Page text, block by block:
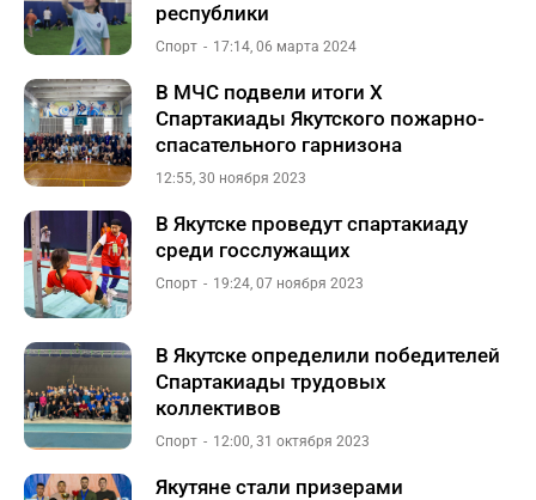
республики
Спорт 17:14, 06 марта 2024
В МЧС подвели итоги Х
Спартакиады Якутского пожарно-
спасательного гарнизона
12:55, 30 ноября 2023
В Якутске проведут спартакиаду
среди госслужащих
Спорт 19:24, 07 ноября 2023
В Якутске определили победителей
Спартакиады трудовых
коллективов
Спорт 12:00, 31 октября 2023
Якутяне стали призерами